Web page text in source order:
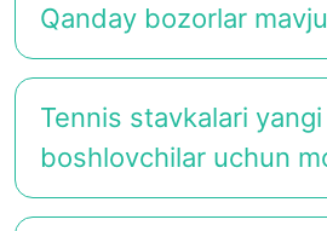
Qanday bozorlar
Tennis stavkalari yangi
boshlovchilar uchun